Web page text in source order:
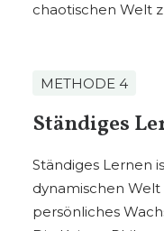
chaotischen Welt
METHODE 4
Ständiges
Ständiges Lernen
dynamischen
persönliches